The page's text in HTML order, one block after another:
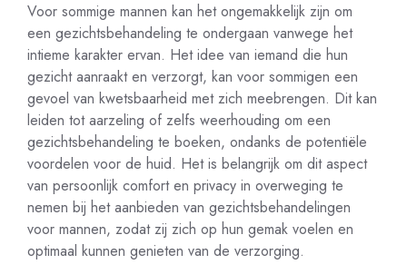
Voor sommige mannen kan het ongemakkelijk zijn om
een gezichtsbehandeling te ondergaan vanwege het
intieme karakter ervan. Het idee van iemand die hun
gezicht aanraakt en verzorgt, kan voor sommigen een
gevoel van kwetsbaarheid met zich meebrengen. Dit kan
leiden tot aarzeling of zelfs weerhouding om een
gezichtsbehandeling te boeken, ondanks de potentiële
voordelen voor de huid. Het is belangrijk om dit aspect
van persoonlijk comfort en privacy in overweging te
nemen bij het aanbieden van gezichtsbehandelingen
voor mannen, zodat zij zich op hun gemak voelen en
optimaal kunnen genieten van de verzorging.